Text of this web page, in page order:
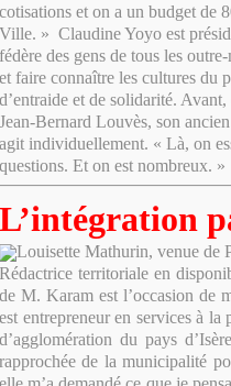
cotisations et on a un budget de
Ville. » Claudine Yoyo est
fédère des gens de tous les
et faire connaître les cultures du
d’entraide et de solidarité.
Jean-Bernard Louvès, son
agit individuellement. « Là, on
questions. Et on est nombreux. »
L’intégration
Louisette Mathurin, venue de
Rédactrice territoriale en
de M. Karam est l’occasion de
est entrepreneur en services à
d’agglomération du pays
rapprochée de la municipalité